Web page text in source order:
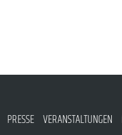
PRESSE VERANSTALTUNGEN